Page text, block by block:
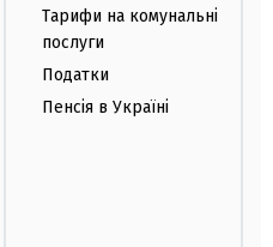
Тарифи на комунальні
послуги
Податки
Пенсія в Україні